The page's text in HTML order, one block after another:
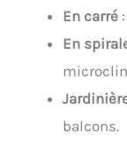
En carré
En
balcons.